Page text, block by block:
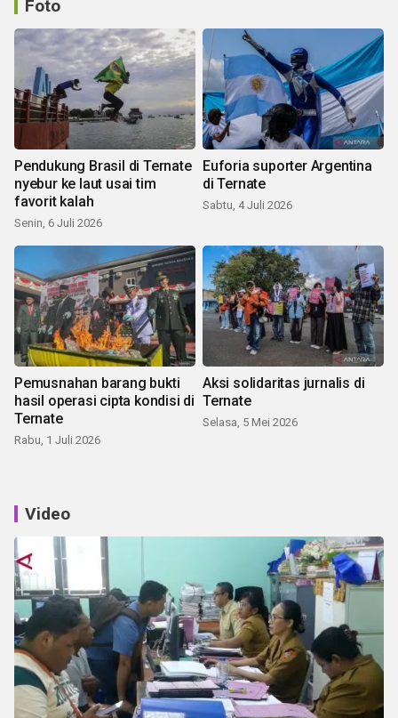
Foto
Pendukung Brasil di Ternate
nyebur ke laut usai tim
favorit kalah
Senin, 6 Juli 2026
Euforia suporter Argentina
di Ternate
Sabtu, 4 Juli 2026
Pemusnahan barang bukti
hasil operasi cipta kondisi di
Ternate
Rabu, 1 Juli 2026
Aksi solidaritas jurnalis di
Ternate
Selasa, 5 Mei 2026
Video